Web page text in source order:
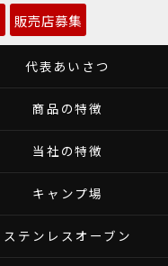
販売店募集
代表あいさつ
商品の特徴
当社の特徴
キャンプ場
ステンレスオーブン